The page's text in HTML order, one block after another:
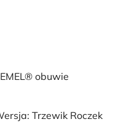
obuwie
Trzewik Roczek